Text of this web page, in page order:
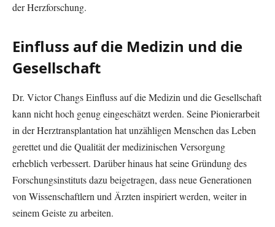
der Herzforschung.
Einfluss auf die Medizin und die
Gesellschaft
Dr. Victor Changs Einfluss auf die Medizin und die Gesellschaft
kann nicht hoch genug eingeschätzt werden. Seine Pionierarbeit
in der Herztransplantation hat unzähligen Menschen das Leben
gerettet und die Qualität der medizinischen Versorgung
erheblich verbessert. Darüber hinaus hat seine Gründung des
Forschungsinstituts dazu beigetragen, dass neue Generationen
von Wissenschaftlern und Ärzten inspiriert werden, weiter in
seinem Geiste zu arbeiten.